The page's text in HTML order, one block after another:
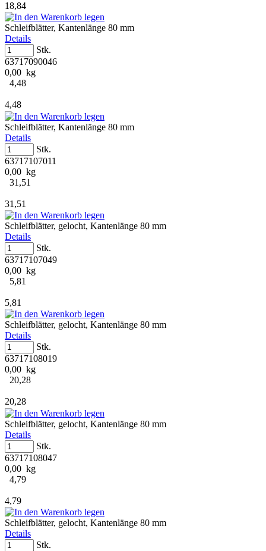
18,84
Schleifblätter, Kantenlänge 80 mm
Details
Stk.
63717090046
0,00 kg
4,48
4,48
Schleifblätter, Kantenlänge 80 mm
Details
Stk.
63717107011
0,00 kg
31,51
31,51
Schleifblätter, gelocht, Kantenlänge 80 mm
Details
Stk.
63717107049
0,00 kg
5,81
5,81
Schleifblätter, gelocht, Kantenlänge 80 mm
Details
Stk.
63717108019
0,00 kg
20,28
20,28
Schleifblätter, gelocht, Kantenlänge 80 mm
Details
Stk.
63717108047
0,00 kg
4,79
4,79
Schleifblätter, gelocht, Kantenlänge 80 mm
Details
Stk.